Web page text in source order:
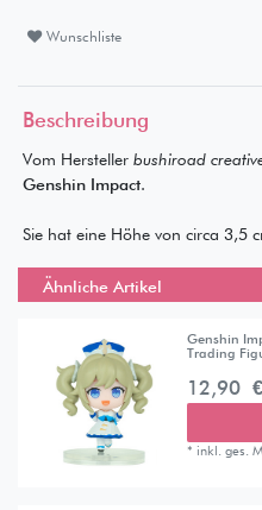
Wunschliste
Beschreibung
Vom Hersteller bushiroad
Genshin Impact.
Sie hat eine Höhe von circa 3,5
Ähnliche Artikel
Genshin
Trading
12,90
* inkl. ges.